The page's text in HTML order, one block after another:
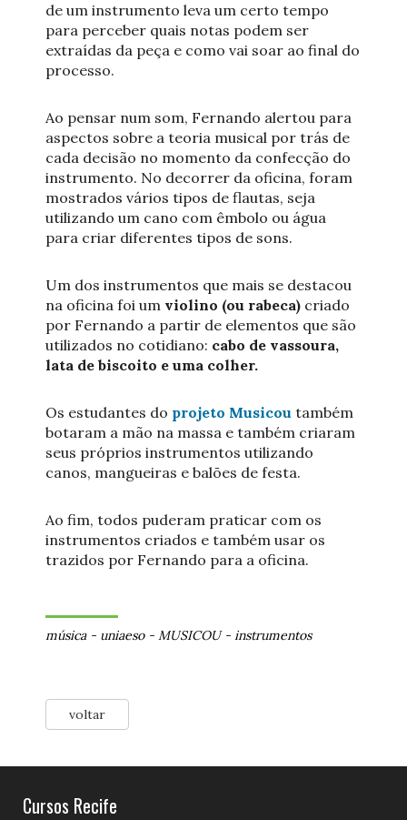
de um instrumento leva um certo tempo
para perceber quais notas podem ser
extraídas da peça e como vai soar ao final do
processo.
Ao pensar num som, Fernando alertou para
aspectos sobre a teoria musical por trás de
cada decisão no momento da confecção do
instrumento. No decorrer da oficina, foram
mostrados vários tipos de flautas, seja
utilizando um cano com êmbolo ou água
para criar diferentes tipos de sons.
Um dos instrumentos que mais se destacou
na oficina foi um violino (ou rabeca) criado
por Fernando a partir de elementos que são
utilizados no cotidiano: cabo de vassoura,
lata de biscoito e uma colher.
Os estudantes do projeto Musicou também
botaram a mão na massa e também criaram
seus próprios instrumentos utilizando
canos, mangueiras e balões de festa.
Ao fim, todos puderam praticar com os
instrumentos criados e também usar os
trazidos por Fernando para a oficina.
música- uniaeso- MUSICOU- instrumentos
voltar
Cursos Recife